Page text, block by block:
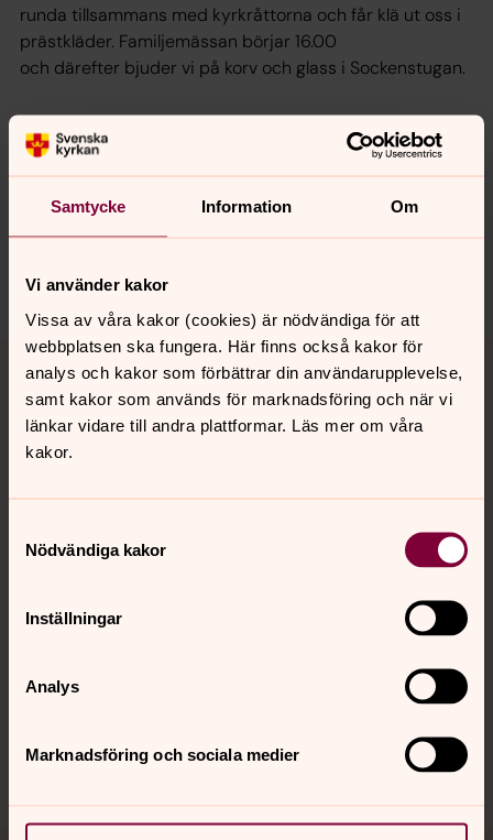
Samtycke Information Om
Vi använder kakor
Vissa av våra kakor (cookies) är nödvändiga för att
webbplatsen ska fungera. Här finns också kakor för
analys och kakor som förbättrar din användarupplevelse,
samt kakor som används för marknadsföring och när vi
länkar vidare till andra plattformar. Läs mer om våra
kakor.
Nödvändiga kakor
Inställningar
Analys
Marknadsföring och sociala medier
runda tillsammans med kyrkråttorna och får klä ut oss i
prästkläder. Familjemässan börjar 16.00
och därefter bjuder vi på korv och glass i Sockenstugan.
Synpunkter eller frågor på sidans
innehåll?
jarna-vardinge.pastorat@svenskakyrkan.se
Dela
Tillbaka till toppen
Tillbaka till innehållet
Kontakt
Kalender
Hitta snabbt